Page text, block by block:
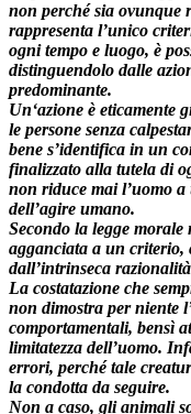
non perché sia ovunque
rappresenta l’unico
ogni tempo e luogo, è
distinguendolo dalle
predominante.
Un‘azione è eticamente
le persone senza
bene s’identifica in un
finalizzato alla tutela di
non riduce mai l’uomo
dell’agire umano.
Secondo la legge
agganciata a un criterio,
dall’intrinseca
La costatazione che
non dimostra per niente
comportamentali, bensì
limitatezza dell’uomo.
errori, perché tale
la condotta da seguire.
Non a caso, gli animali